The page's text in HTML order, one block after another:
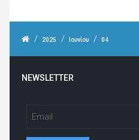
/ 2025 / Ιουνίου / 04
NEWSLETTER